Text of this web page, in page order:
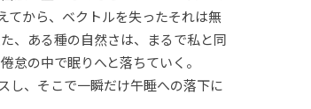
てから、ベクトルを失ったそれは無
、ある種の自然さは、まるで私と同
怠の中で眠りへと落ちていく。
し、そこで一瞬だけ午睡への落下に